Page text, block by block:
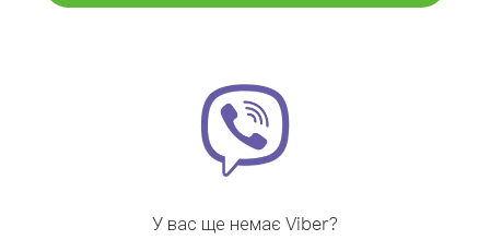
У вас ще немає Viber?